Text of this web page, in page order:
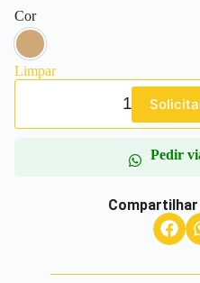
Cor
Kraft
Limpar
Pedir